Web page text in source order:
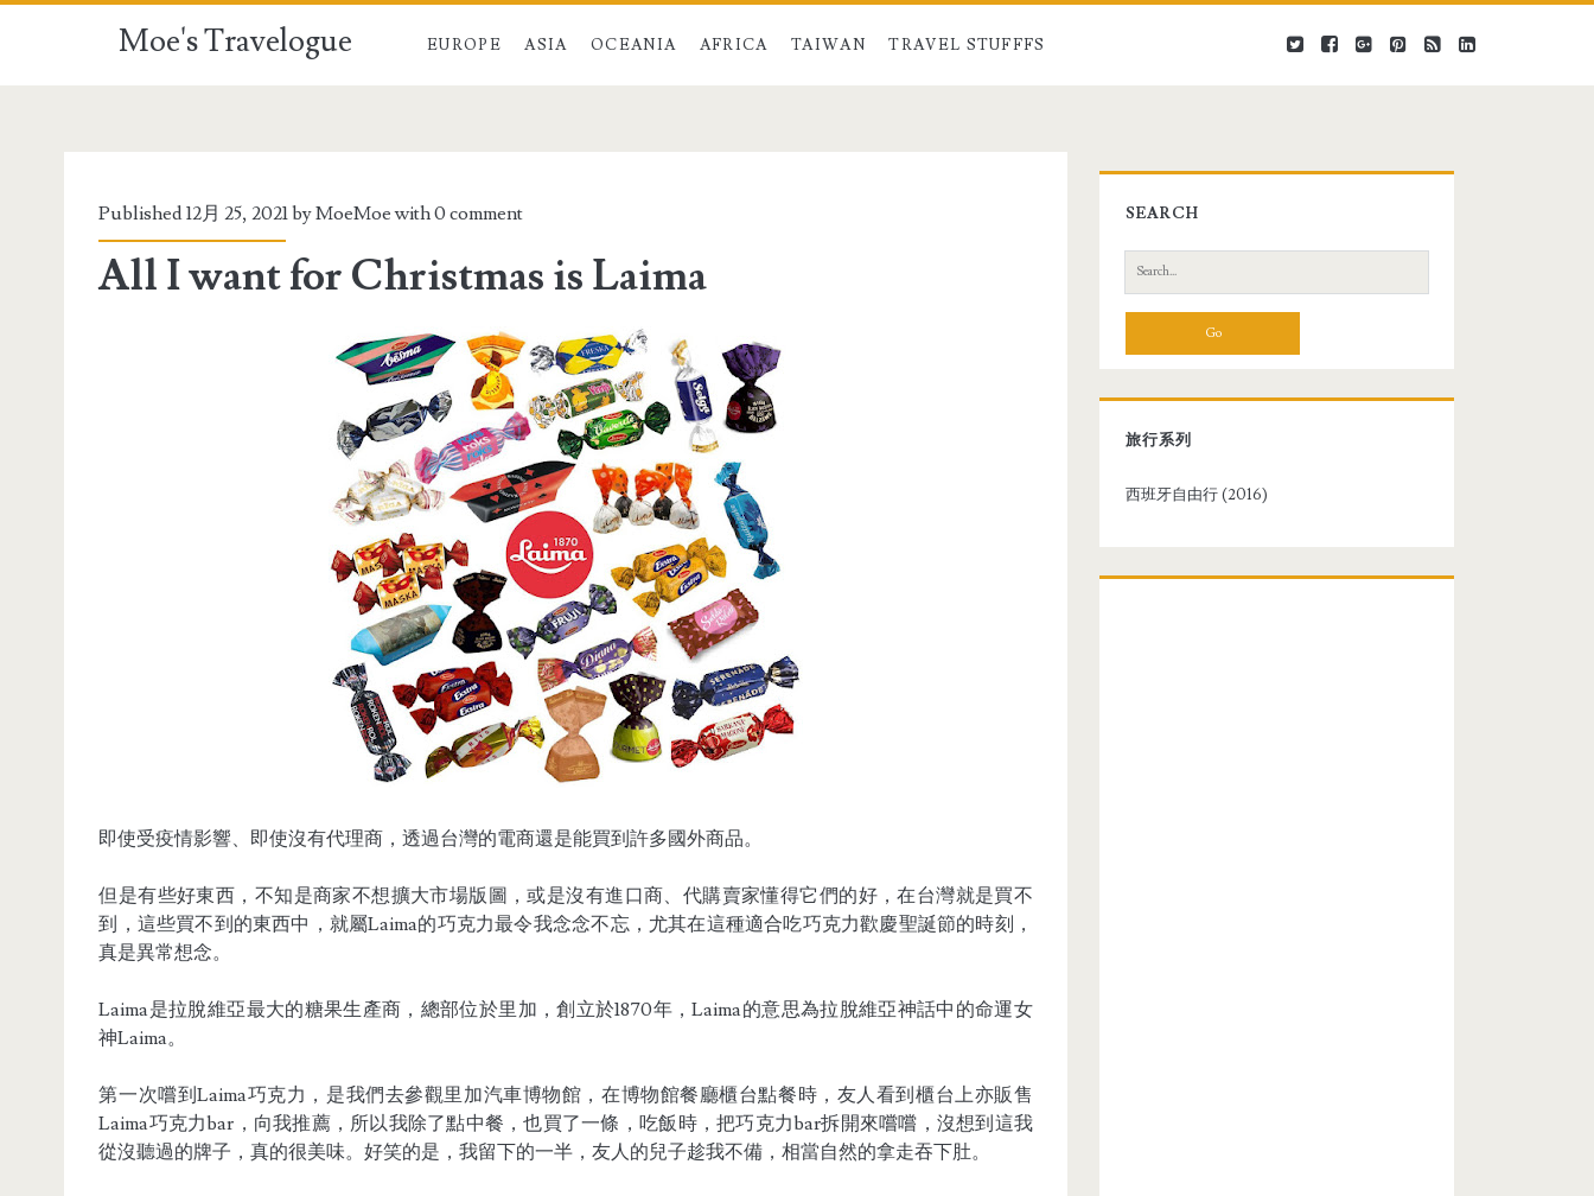
Moe's Travelogue EUROPE ASIA OCEANIA AFRICA TAIWAN TRAVEL STUFFFS
Published 12月 25, 2021 byMoeMoewith0 comment
All I want for Christmas is Laima
即使受疫情影響、即使沒有代理商，透過台灣的電商還是能買到許多國外商品。
但是有些好東西，不知是商家不想擴大市場版圖，或是沒有進口商、代購賣家懂得它們的好，在台灣就是買不
到，這些買不到的東西中，就屬Laima的巧克力最令我念念不忘，尤其在這種適合吃巧克力歡慶聖誕節的時刻，
真是異常想念。
Laima是拉脫維亞最大的糖果生產商，總部位於里加，創立於1870年，Laima的意思為拉脫維亞神話中的命運女
神Laima。
第一次嚐到Laima巧克力，是我們去參觀里加汽車博物館，在博物館餐廳櫃台點餐時，友人看到櫃台上亦販售
Laima巧克力bar，向我推薦，所以我除了點中餐，也買了一條，吃飯時，把巧克力bar拆開來嚐嚐，沒想到這我
從沒聽過的牌子，真的很美味。好笑的是，我留下的一半，友人的兒子趁我不備，相當自然的拿走吞下肚。
SEARCH
e
r
h
f
r
旅行系列
西班牙自由行 (2016)